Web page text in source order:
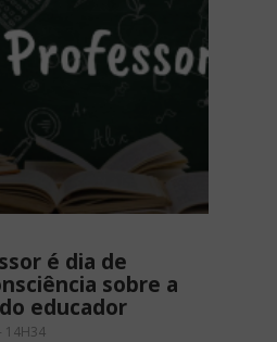
é dia de
sobre a
educador
14H34